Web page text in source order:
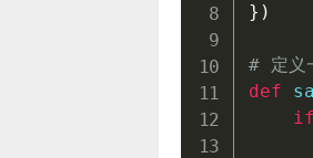
} )
# 定义
def
if